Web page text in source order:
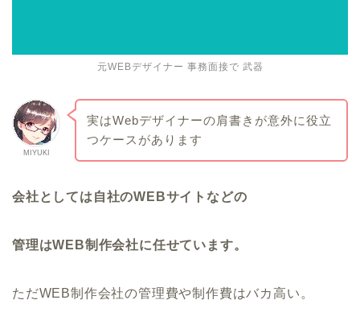
元WEBデザイナー 事務面接で 武器
MIYUKI
実はWebデザイナーの肩書きが意外に役立
つケースがあります
会社としては自社のWEBサイトなどの
管理はWEB制作会社に任せています。
ただWEB制作会社の管理費や制作費はバカ高い。